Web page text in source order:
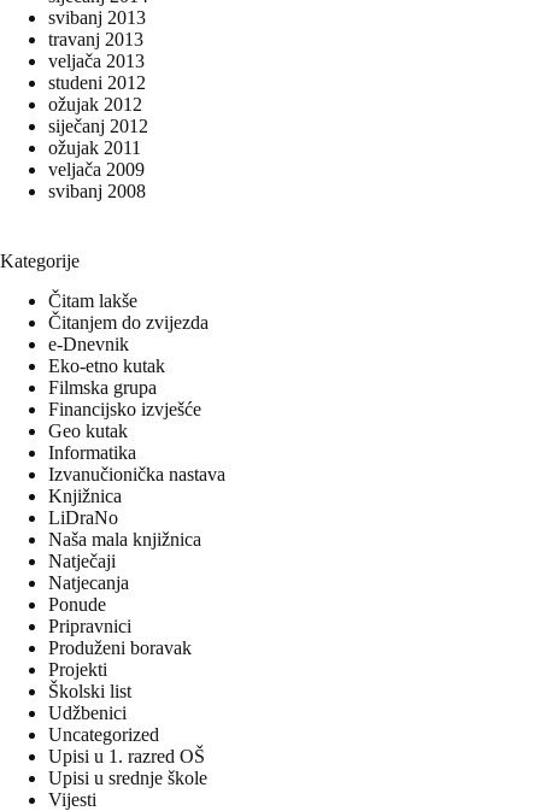
svibanj 2013
travanj 2013
veljača 2013
studeni 2012
ožujak 2012
siječanj 2012
ožujak 2011
veljača 2009
svibanj 2008
Kategorije
Čitam lakše
Čitanjem do zvijezda
e-Dnevnik
Eko-etno kutak
Filmska grupa
Financijsko izvješće
Geo kutak
Informatika
Izvanučionička nastava
Knjižnica
LiDraNo
Naša mala knjižnica
Natječaji
Natjecanja
Ponude
Pripravnici
Produženi boravak
Projekti
Školski list
Udžbenici
Uncategorized
Upisi u 1. razred OŠ
Upisi u srednje škole
Vijesti